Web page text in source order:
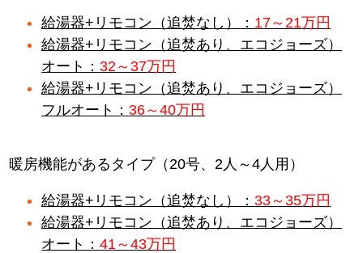
給湯器+リモコン（追焚なし）： 17～21万円
給湯器+リモコン（追焚あり、エコジョーズ）
オート：32～37万円
給湯器+リモコン（追焚あり、エコジョーズ）
フルオート：36～40万円
暖房機能があるタイプ（20号、2人～4人用）
給湯器+リモコン（追焚なし）：33～35万円
給湯器+リモコン（追焚あり、エコジョーズ）
オート：41～43万円